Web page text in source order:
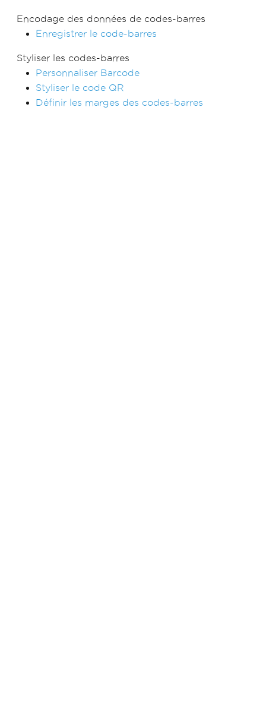
Encodage des données de codes-barres
Enregistrer le code-barres
Styliser les codes-barres
Personnaliser Barcode
Styliser le code QR
Définir les marges des codes-barres